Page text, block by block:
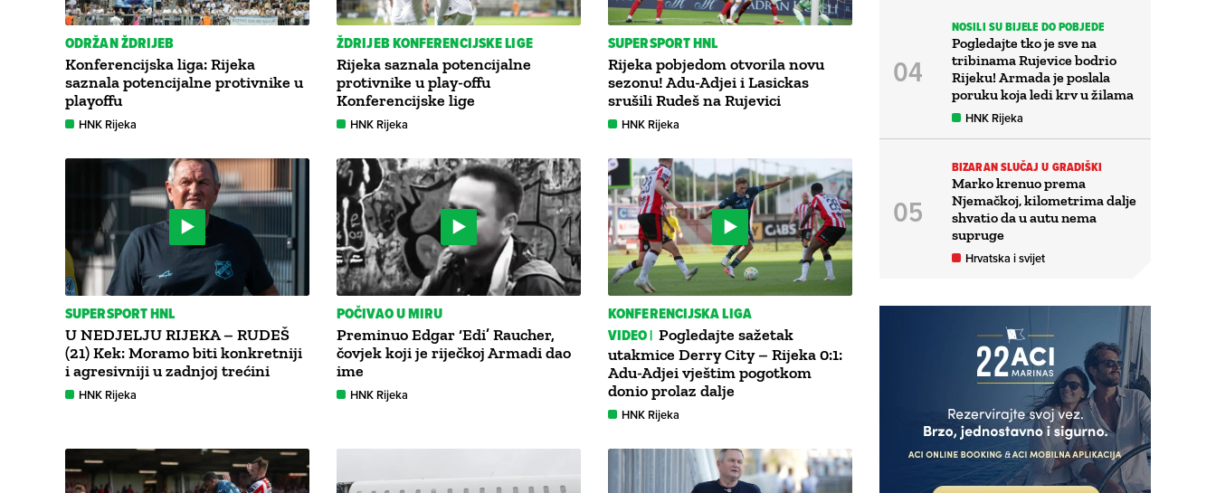
ODRŽAN ŽDRIJEB
Konferencijska liga: Rijeka
saznala potencijalne protivnike u
playoffu
HNK Rijeka
ŽDRIJEB KONFERENCIJSKE LIGE
Rijeka saznala potencijalne
protivnike u play-offu
Konferencijske lige
HNK Rijeka
SUPERSPORT HNL
Rijeka pobjedom otvorila novu
sezonu! Adu-Adjei i Lasickas
srušili Rudeš na Rujevici
HNK Rijeka
SUPERSPORT HNL
U NEDJELJU RIJEKA – RUDEŠ
(21) Kek: Moramo biti konkretniji
i agresivniji u zadnjoj trećini
HNK Rijeka
POČIVAO U MIRU
Preminuo Edgar ‘Edi’ Raucher,
čovjek koji je riječkoj Armadi dao
ime
HNK Rijeka
KONFERENCIJSKA LIGA
VIDEO | Pogledajte sažetak
utakmice Derry City – Rijeka 0:1:
Adu-Adjei vještim pogotkom
donio prolaz dalje
HNK Rijeka
NOSILI SU BIJELE DO POBJEDE
Pogledajte tko je sve na
tribinama Rujevice bodrio
Rijeku! Armada je poslala
poruku koja ledi krv u žilama
HNK Rijeka
BIZARAN SLUČAJ U GRADIŠKI
Marko krenuo prema
Njemačkoj, kilometrima dalje
shvatio da u autu nema
supruge
Hrvatska i svijet